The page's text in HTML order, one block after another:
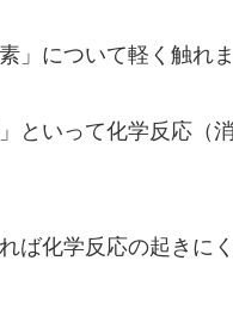
」について軽く触れま
といって化学反応（
ば化学反応の起きに